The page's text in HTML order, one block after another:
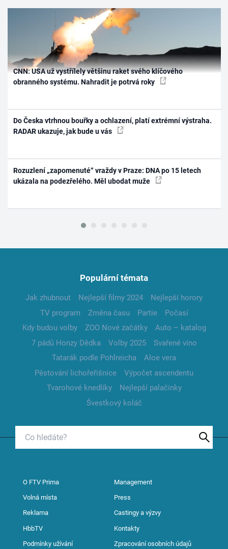
CNN: USA už vystřílely většinu raket svého klíčového
obranného systému. Nahradit je potrvá roky
Do Česka vtrhnou bouřky a ochlazení, platí extrémní výstraha.
RADAR ukazuje, jak bude u vás
Rozuzlení „zapomenuté“ vraždy v Praze: DNA po 15 letech
ukázala na podezřelého. Měl ubodat muže
Populární témata
Jak zhubnout Nejlepší filmy 2024
Nejlepší horory
TV program
Změna času Partie
Počasí
Kdy budou volby
ZOO Nové začátky
Auto – katalog
7 pádů Honzy Dědka
Volby 2025
Svařené víno
Tatarák podle Pohlreicha
Aloe vera
Pěstování lichořeřišnice
Výpočet ascendentu
Tvarohové knedlíky
Nejlepší palačinky
Švestkový koláč
O FTV Prima Management
Volná místa Press
Reklama Castingy a výzvy
HbbTV Kontakty
Podmínky užívání Zpracování osobních údajů